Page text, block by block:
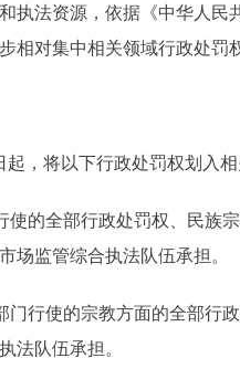
执法资源，依据《中华人
相对集中相关领域行政处罚
，将以下行政处罚权划入相
的全部行政处罚权、民族宗
场监管综合执法队伍承担。
行使的宗教方面的全部行政
法队伍承担。